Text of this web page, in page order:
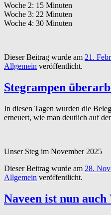
Woche 2: 15 Minuten
Woche 3: 22 Minuten
Woche 4: 30 Minuten
Dieser Beitrag wurde am 21.
Allgemein veröffentlicht.
Stegrampen
In diesen Tagen wurden die
erneuert, wie man deutlich auf
Unser Steg im November 2025
Dieser Beitrag wurde am 28.
Allgemein veröffentlicht.
Naveen ist nun